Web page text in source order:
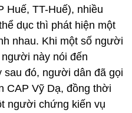
Huế, TT-Huế), nhiều
dục thì phát hiện một
nhau. Khi một số người
này nói đến
đó, người dân đã gọi
CAP Vỹ Dạ, đồng thời
người chứng kiến vụ